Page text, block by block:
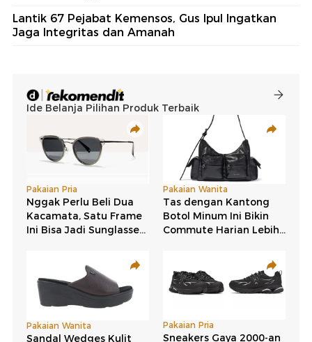
Lantik 67 Pejabat Kemensos, Gus Ipul Ingatkan
Jaga Integritas dan Amanah